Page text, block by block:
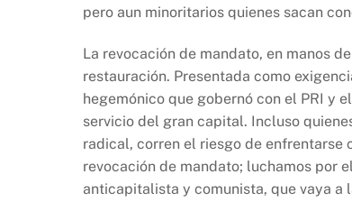
pero aun minoritarios quienes sacan
La revocación de mandato, en manos
restauración. Presentada como
hegemónico que gobernó con el PRI y
servicio del gran capital. Incluso
radical, corren el riesgo de enfrentarse
revocación de mandato; luchamos por
anticapitalista y comunista, que vaya a